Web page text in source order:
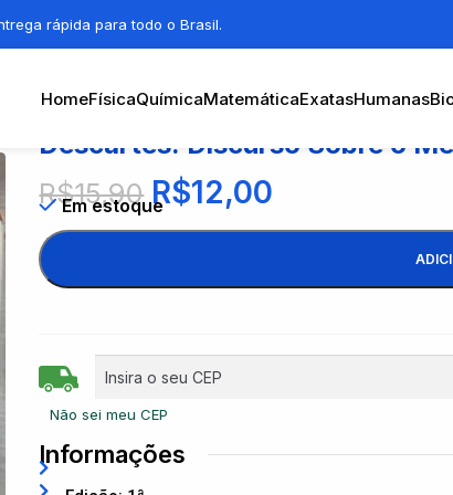
rápida para todo o Brasil.
HomeFísicaQuímicaMatemáticaExatasHumanas
Descartes: Discurso Sobre o
R$15,90 R$12,00
Em estoque
Não sei meu CEP
Informações